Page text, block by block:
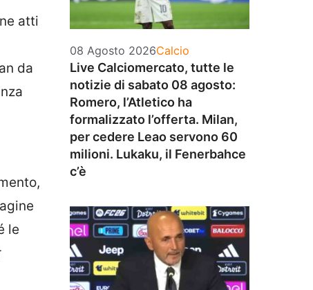
atti
da
le
08 Agosto 2026Categorie
Calcio
Live Calciomercato, tutte le
notizie di sabato 08 agosto:
Romero, l’Atletico ha
formalizzato l’offerta. Milan,
per cedere Leao servono 60
milioni. Lukaku, il Fenerbahce
c’è